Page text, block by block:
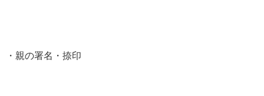
・親の署名・捺印